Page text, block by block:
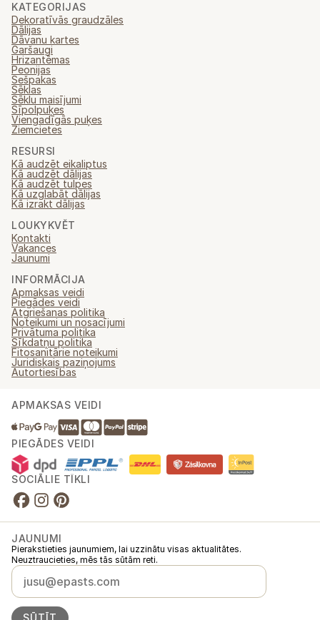
KATEGORIJAS
Dekoratīvās graudzāles
Dālijas
Dāvanu kartes
Garšaugi
Hrizantēmas
Peonijas
Sešpakas
Sēklas
Sēklu maisījumi
Sīpolpuķes
Viengadīgās puķes
Ziemcietes
RESURSI
Kā audzēt eikaliptus
Kā audzēt dālijas
Kā audzēt tulpes
Kā uzglabāt dālijas
Kā izrakt dālijas
LOUKYKVĚT
Kontakti
Vakances
Jaunumi
INFORMĀCIJA
Apmaksas veidi
Piegādes veidi
Atgriešanas politika
Noteikumi un nosacījumi
Privātuma politika
Sīkdatņu politika
Fitosanitārie noteikumi
Juridiskais paziņojums
Autortiesības
APMAKSAS VEIDI
PIEGĀDES VEIDI
SOCIĀLIE TĪKLI
JAUNUMI
Pierakstieties jaunumiem, lai uzzinātu visas aktualitātes.
Neuztraucieties, mēs tās sūtām reti.
SŪTĪT